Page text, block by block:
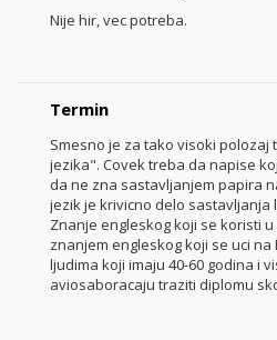
Nije hir, vec potreba.
Termin
Smesno je za tako visoki
jezika". Covek treba da napise
da ne zna sastavljanjem papira
jezik je krivicno delo
Znanje engleskog koji se koristi
znanjem engleskog koji se uci
ljudima koji imaju 40-60 godina i
aviosaboracaju traziti diplomu